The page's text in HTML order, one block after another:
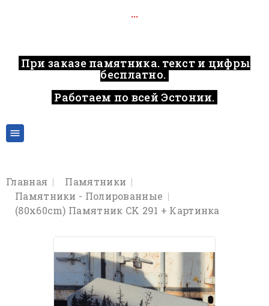
...
При заказе памятника, текст и цифры
бесплатно.
Работаем по всей Эстонии.

Главная
Памятники
Памятники - Полированные
(80x60cm) Памятник CK 291 + Картинка